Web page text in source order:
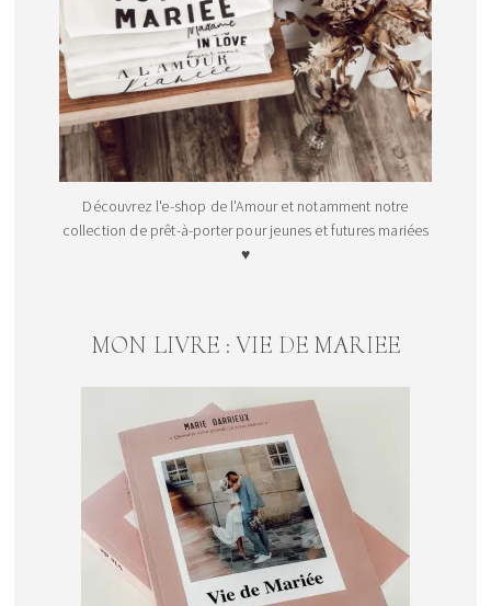
Découvrez l'e-shop de l'Amour et notamment notre
collection de prêt-à-porter pour jeunes et futures mariées
♥
MON LIVRE : VIE DE MARIEE